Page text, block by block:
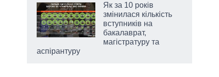
Як за 10 років
змінилася кількість
вступників на
бакалаврат,
магістратуру та
аспірантуру